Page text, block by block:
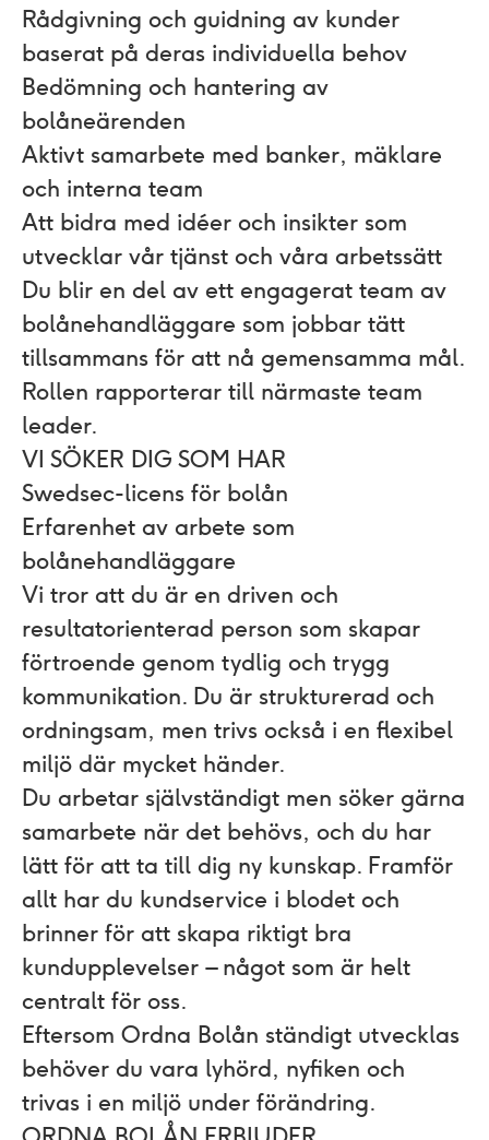
Rådgivning och guidning av kunder
baserat på deras individuella behov
Bedömning och hantering av
bolåneärenden
Aktivt samarbete med banker, mäklare
och interna team
Att bidra med idéer och insikter som
utvecklar vår tjänst och våra arbetssätt
Du blir en del av ett engagerat team av
bolånehandläggare som jobbar tätt
tillsammans för att nå gemensamma mål.
Rollen rapporterar till närmaste team
leader.
VI SÖKER DIG SOM HAR
Swedsec-licens för bolån
Erfarenhet av arbete som
bolånehandläggare
Vi tror att du är en driven och
resultatorienterad person som skapar
förtroende genom tydlig och trygg
kommunikation. Du är strukturerad och
ordningsam, men trivs också i en flexibel
miljö där mycket händer.
Du arbetar självständigt men söker gärna
samarbete när det behövs, och du har
lätt för att ta till dig ny kunskap. Framför
allt har du kundservice i blodet och
brinner för att skapa riktigt bra
kundupplevelser – något som är helt
centralt för oss.
Eftersom Ordna Bolån ständigt utvecklas
behöver du vara lyhörd, nyfiken och
trivas i en miljö under förändring.